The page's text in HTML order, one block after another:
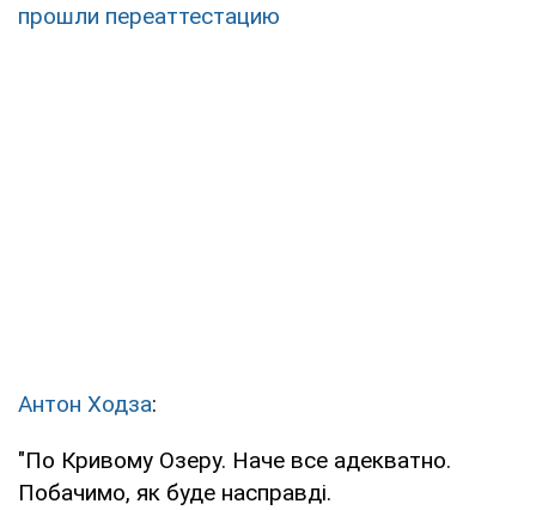
прошли переаттестацию
Антон Ходза:
"По Кривому Озеру. Наче все адекватно.
Побачимо, як буде насправді.